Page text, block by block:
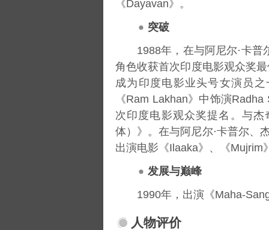
《Dayavan》。
突破
1988年，在与阿尼尔·卡
角色收获首次印度电影观众奖
成为印度电影业头号女演员
《Ram Lakhan》中饰演
次印度电影观众奖提名。与杰
体）》。在与阿尼尔·卡普尔、
出演电影《Ilaaka》、《Mujrim
发展与巅峰
1990年，出演《Maha-
人物评价